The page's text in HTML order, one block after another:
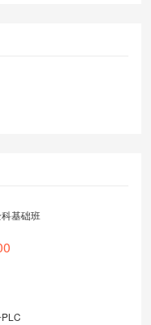
基础班